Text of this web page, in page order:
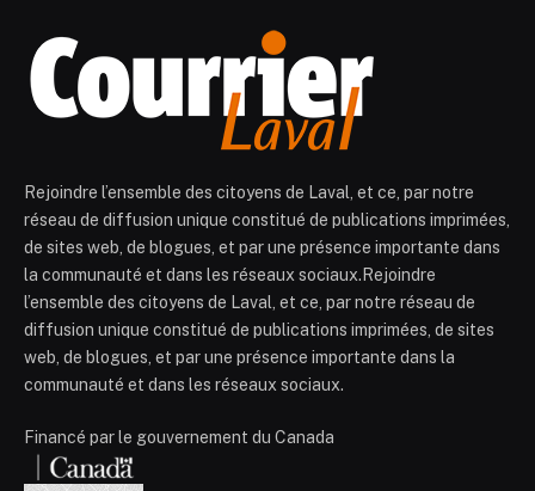
Rejoindre l’ensemble des citoyens de Laval, et ce, par notre
réseau de diffusion unique constitué de publications imprimées,
de sites web, de blogues, et par une présence importante dans
la communauté et dans les réseaux sociaux.Rejoindre
l’ensemble des citoyens de Laval, et ce, par notre réseau de
diffusion unique constitué de publications imprimées, de sites
web, de blogues, et par une présence importante dans la
communauté et dans les réseaux sociaux.
Financé par le gouvernement du Canada